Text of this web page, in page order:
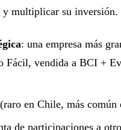
y multiplicar su inversión.
: una empresa más
Fácil, vendida a BCI +
en Chile, más
de participaciones a